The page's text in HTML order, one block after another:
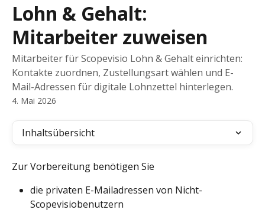
Lohn & Gehalt:
Mitarbeiter zuweisen
Mitarbeiter für Scopevisio Lohn & Gehalt einrichten:
Kontakte zuordnen, Zustellungsart wählen und E-
Mail-Adressen für digitale Lohnzettel hinterlegen.
4. Mai 2026
Inhaltsübersicht
Zur Vorbereitung benötigen Sie
die privaten E-Mailadressen von Nicht-
Scopevisiobenutzern